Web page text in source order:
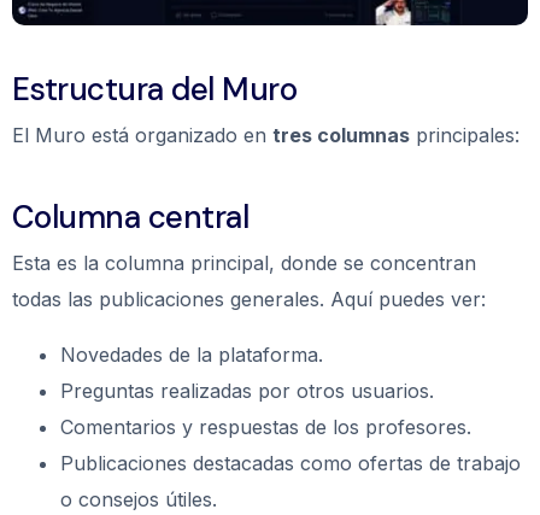
Estructura del Muro
El Muro está organizado en tres columnas principales:
Columna central
Esta es la columna principal, donde se concentran
todas las publicaciones generales. Aquí puedes ver:
Novedades de la plataforma.
Preguntas realizadas por otros usuarios.
Comentarios y respuestas de los profesores.
Publicaciones destacadas como ofertas de trabajo
o consejos útiles.